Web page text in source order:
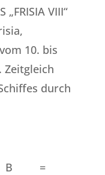
VIII“
10. bis
Zeitgleich
durch
B =